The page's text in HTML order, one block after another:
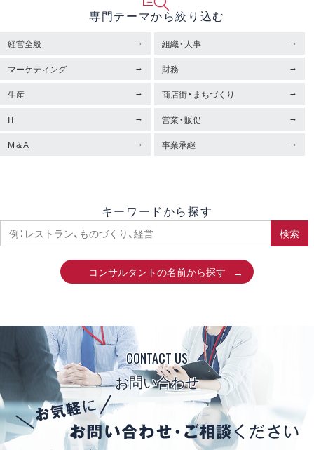
専門テーマから絞り込む
経営全般
組織・人事
マーケティング
財務
生産
商店街・まちづくり
IT
営業・販促
M＆A
事業承継
キーワードから探す
検索
コンサルタントの名前から探す
CONTACT US
お問い合わせ